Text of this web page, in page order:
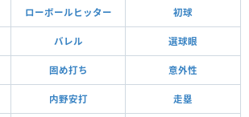
ローボールヒッター 初球
バレル 選球眼
固め打ち 意外性
内野安打 走塁